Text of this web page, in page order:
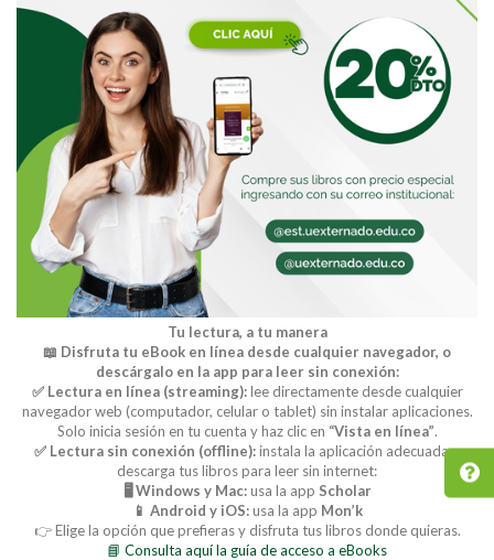
Tu lectura, a tu manera
📖 Disfruta tu eBook en línea desde cualquier navegador, o
descárgalo en la app para leer sin conexión:
✅ Lectura en línea (streaming):lee directamente desde cualquier
navegador web (computador, celular o tablet) sin instalar aplicaciones.
Solo inicia sesión en tu cuenta y haz clic en “Vista en línea”.
✅ Lectura sin conexión (offline):instala la aplicación adecuada y
descarga tus libros para leer sin internet:
🖥️ Windows y Mac:usa la app Scholar
📱 Android y iOS:usa la app Mon’k
👉 Elige la opción que prefieras y disfruta tus libros donde quieras.
📘 Consulta aquí la guía de acceso a eBooks